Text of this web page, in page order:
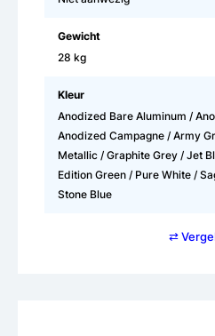
Gewicht
28 kg
Kleur
Anodized Bare Aluminum /
Anodized Campagne / Army
Metallic / Graphite Grey / Jet
Edition Green / Pure White /
Stone Blue
⇄